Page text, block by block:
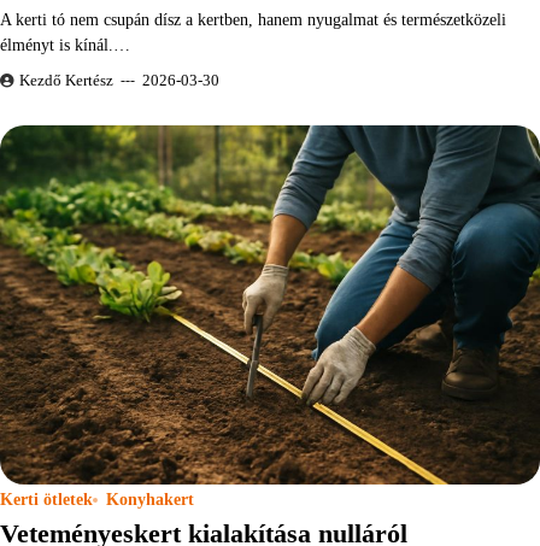
A kerti tó nem csupán dísz a kertben, hanem nyugalmat és természetközeli
élményt is kínál.…
Kezdő Kertész 2026-03-30
Kerti ötletek Konyhakert
Veteményeskert kialakítása nulláról